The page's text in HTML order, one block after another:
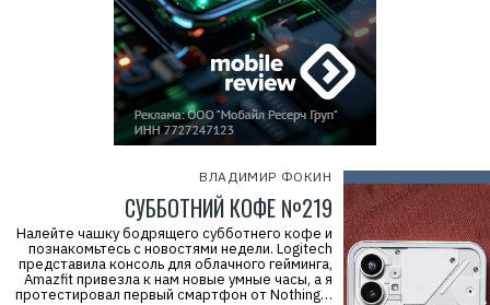
ВЛАДИМИР ФОКИН
СУББОТНИЙ КОФЕ №219
Налейте чашку бодрящего субботнего кофе и
познакомьтесь с новостями недели. Logitech
представила консоль для облачного гейминга,
Amazfit привезла к нам новые умные часы, а я
протестировал первый смартфон от Nothing…